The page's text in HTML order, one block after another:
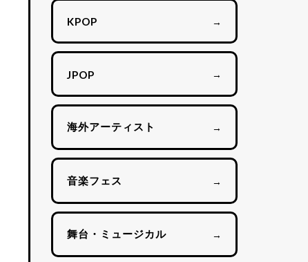
KPOP →
JPOP →
海外アーティスト →
音楽フェス →
舞台・ミュージカル →